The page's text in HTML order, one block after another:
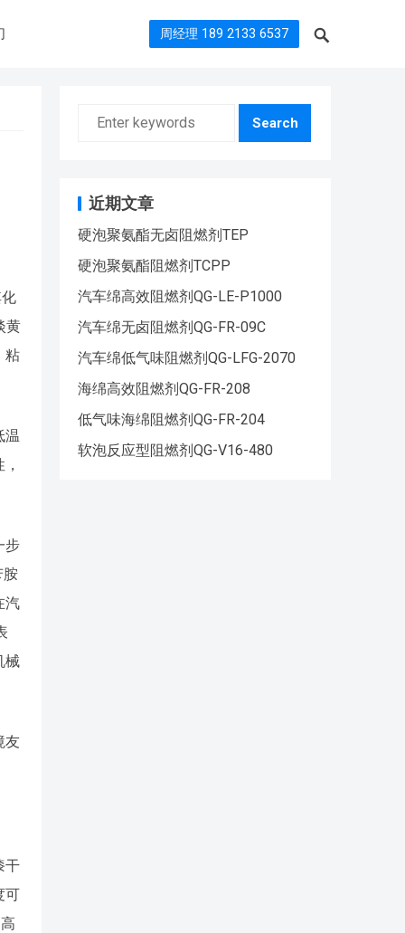
周经理 189 2133 6537
黄
粘
温
步
胺
汽
械
友
干
可
Search
近期文章
硬泡聚氨酯无卤阻燃剂TEP
硬泡聚氨酯阻燃剂TCPP
汽车绵高效阻燃剂QG-LE-P1000
汽车绵无卤阻燃剂QG-FR-09C
汽车绵低气味阻燃剂QG-LFG-2070
海绵高效阻燃剂QG-FR-208
低气味海绵阻燃剂QG-FR-204
软泡反应型阻燃剂QG-V16-480